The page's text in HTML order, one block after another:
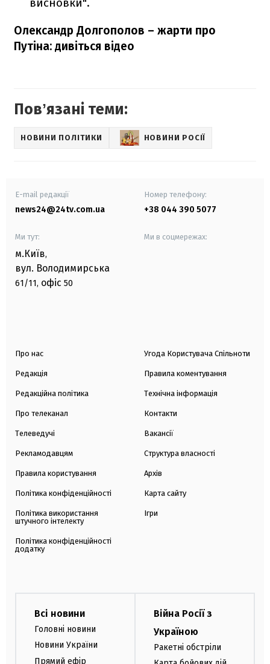
Олександр Долгополов – жарти про
Путіна: дивіться відео
Повʼязані теми:
НОВИНИ ПОЛІТИКИ НОВИНИ РОСІЇ
E-mail редакції
news24@24tv.com.ua
Номер телефону:
+38 044 390 5077
Ми тут:
м.Київ,
вул. Володимирська
61/11, офіс 50
Ми в соцмережах:
Про нас
Редакція
Редакційна політика
Про телеканал
Телеведучі
Рекламодавцям
Правила користування
Політика конфіденційності
Політика використання
штучного інтелекту
Політика конфіденційності
додатку
Угода Користувача Спільноти
Правила коментування
Технічна інформація
Контакти
Вакансії
Структура власності
Архів
Карта сайту
Ігри
Всі новини
Головні новини
Новини України
Прямий ефір
Війна Росії з
Україною
Ракетні обстріли